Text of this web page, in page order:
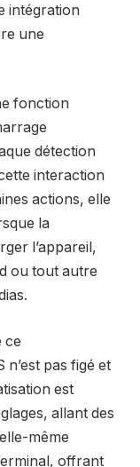
intégration
une
fonction
détection
interaction
actions, elle
la
l’appareil,
ou tout autre
ce
pas figé et
est
allant des
même
offrant